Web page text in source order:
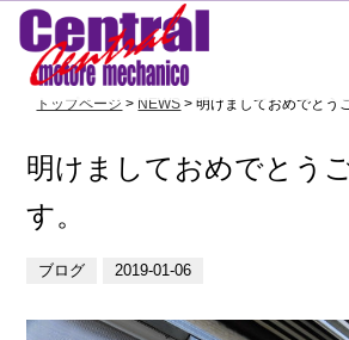
トップページ > NEWS > 明けましておめでとう
明けましておめでとう
す。
ブログ 2019-01-06